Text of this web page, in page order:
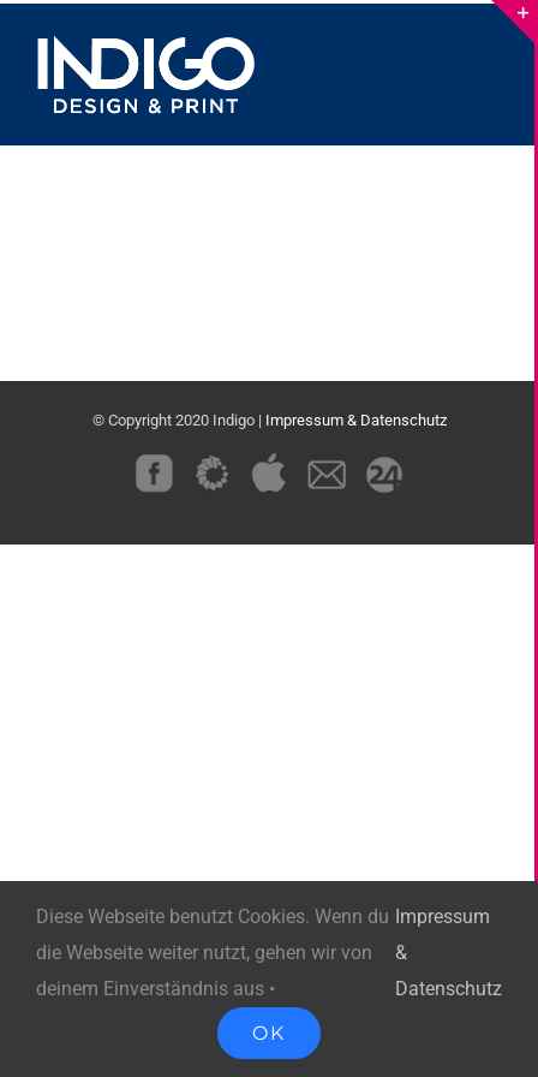
content
© Copyright 2020 Indigo | Impressum & Datenschutz
CustomCustom CustomCustomCustom
Diese Webseite benutzt Cookies. Wenn du
die Webseite weiter nutzt, gehen wir von
deinem Einverständnis aus •
Impressum
&
Datenschutz
OK